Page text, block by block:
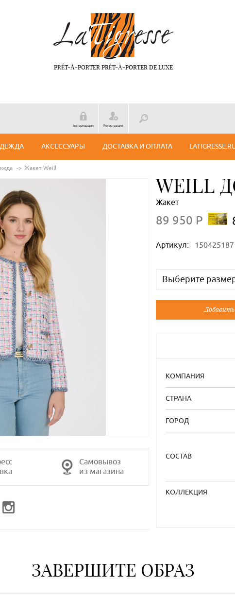
PRÉT-À-PORTER PRÉT-À-PORTER DE LUXE
Авторизация Регистрация
АКСЕССУАРЫ ДОСТАВКА И ОПЛАТА
Жакет Weill
Самовывоз
из магазина
WEILL
Жакет
89 950 Р
Артикул:
Выберите
Русский
44
46
54
КОМПАНИЯ
СТРАНА
ГОРОД
СОСТАВ
КОЛЛЕКЦИЯ
ЗАВЕРШИТЕ ОБРАЗ